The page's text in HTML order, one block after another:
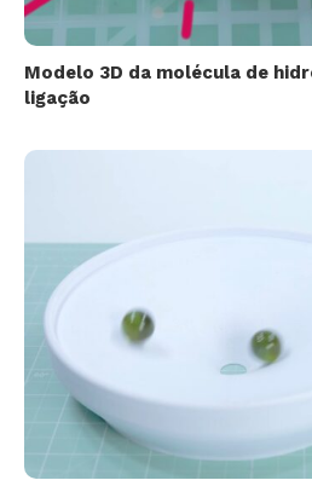
Modelo 3D da molécula de
ligação